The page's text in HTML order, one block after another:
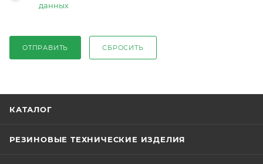
данных
ОТПРАВИТЬ СБРОСИТЬ
КАТАЛОГ
РЕЗИНОВЫЕ ТЕХНИЧЕСКИЕ ИЗДЕЛИЯ